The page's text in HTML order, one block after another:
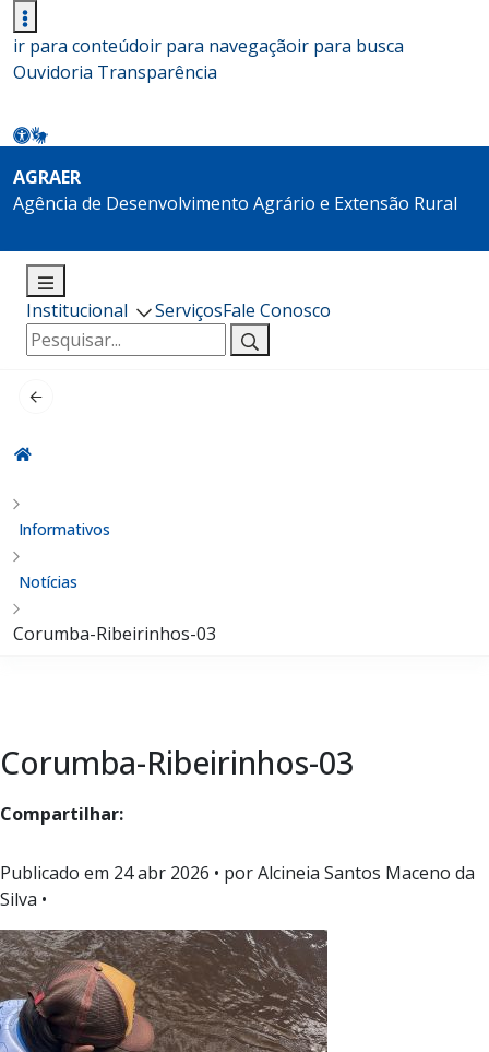
ir para conteúdoir para navegaçãoir para busca
Ouvidoria Transparência
AGRAER
Agência de Desenvolvimento Agrário e Extensão Rural
Institucional ServiçosFale Conosco
Pesquisar
por:
Informativos
Notícias
Corumba-Ribeirinhos-03
Corumba-Ribeirinhos-03
Compartilhar:
Publicado em 24 abr 2026 • por Alcineia Santos Maceno da
Silva •